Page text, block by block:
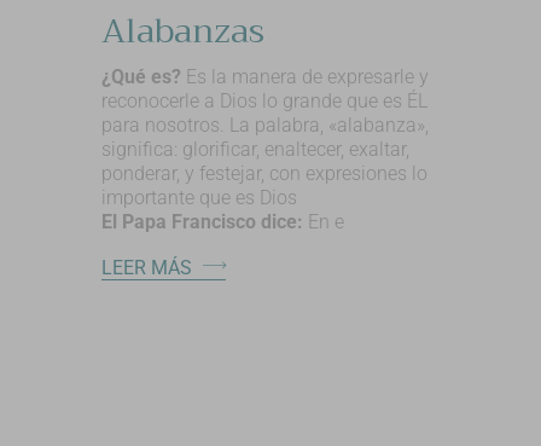
Alabanzas
¿Qué es? Es la manera de expresarle y
reconocerle a Dios lo grande que es ÉL
para nosotros. La palabra, «alabanza»,
significa: glorificar, enaltecer, exaltar,
ponderar, y festejar, con expresiones lo
importante que es Dios
El Papa Francisco dice: En e
LEER MÁS